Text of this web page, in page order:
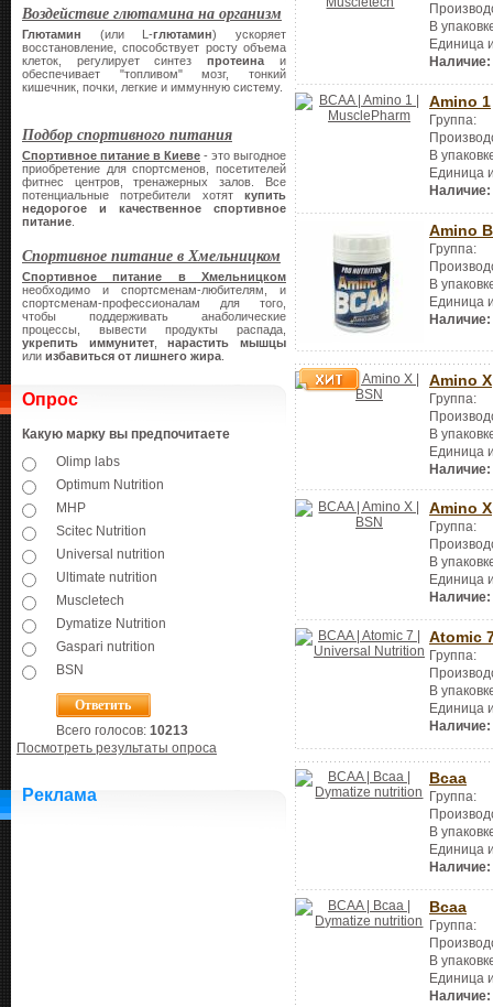
Воздействие глютамина на организм
Глютамин (или L-глютамин) ускоряет
восстановление, способствует росту объема
клеток, регулирует синтезпротеина и
обеспечивает "топливом" мозг, тонкий
кишечник, почки, легкие и иммунную систему.
Подбор спортивного питания
Спортивное питание в Киеве - это выгодное
приобретение для спортсменов, посетителей
фитнес центров, тренажерных залов. Все
потенциальные потребители хотят купить
недорогое и качественное спортивное
питание
Спортивное питание в Хмельницком
Спортивное питание в Хмельницком
необходимо и спортсменам-любителям, и
спортсменам-профессионалам для того,
чтобы поддерживать анаболические
процессы, вывести продукты распада,
укрепить иммунитет,нарастить мышцы
или избавиться от лишнего жира
Опрос
Какую марку вы предпочитаете
Olimp labs
Optimum Nutrition
MHP
Scitec Nutrition
Universal nutrition
Ultimate nutrition
Muscletech
Dymatize Nutrition
Gaspari nutrition
BSN
Всего голосов: 10213
Посмотреть результаты опроса
Реклама
В
Единица
Наличие:
Amino 1
Группа:
В
Единица
Наличие:
Amino
Группа:
В
Единица
Наличие:
Amino X
Группа:
В
Единица
Наличие:
Amino X
Группа:
В
Единица
Наличие:
Atomic
Группа:
В
Единица
Наличие:
Bcaa
Группа:
В
Единица
Наличие:
Bcaa
Группа:
В
Единица
Наличие: